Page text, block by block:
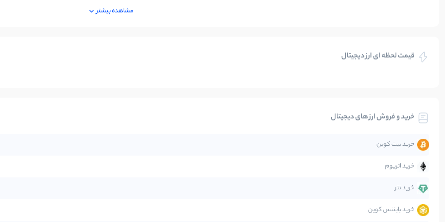
بلاکچین
تحلیل
جهان
دیفای
صرافی‌ها
مشاهده بیشتر
قیمت لحظه ای ارز دیجیتال
خرید و فروش ارز های دیجیتال
خرید بیت کوین
خرید اتریوم
خرید تتر
خرید بایننس کوین